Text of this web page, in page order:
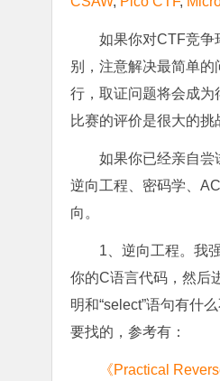
如果你对CTF竞争
别，注意解决最简单
行，取证问题将会成
比赛的评价是很大的挑
如果你已经亲自尝
逆向工程、密码学、
向。
1、逆向工程。我
你的C语言代码，然后
明和“select”语句有什
要找的，参考有：
《Practical